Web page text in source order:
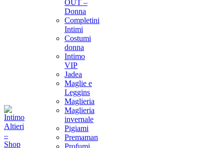
OUT –
Donna
Completini
Intimi
Costumi
donna
Intimo
VIP
Jadea
Maglie e
Leggins
Maglieria
Maglieria
invernale
Pigiami
Premaman
Profumi